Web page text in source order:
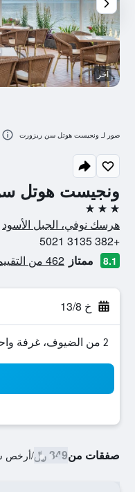
ونجيست هوتل
3 نجوم
هرسك نوفي، الجبل الأسود
+382 3135 5021
8.1 ممتاز 462 من التقييمات تم التحقق منها
خ 13/8
2 من الضيوف، غرفة واحدة
صفقات من349 ﷼ /أرخص
آخر
صور لـ ونجيست هوتل سن ريزورت